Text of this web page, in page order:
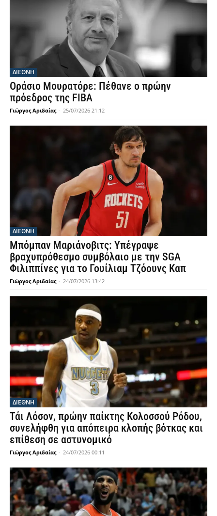
ΔΙΕΘΝΗ
Οράσιο Μουρατόρε: Πέθανε ο πρώην
πρόεδρος της FIBA
Γιώργος Αριδαίας - 25/07/2026 21:12
ΔΙΕΘΝΗ
Μπόμπαν Μαριάνοβιτς: Υπέγραψε
βραχυπρόθεσμο συμβόλαιο με την SGA
Φιλιππίνες για το Γουίλιαμ Τζόουνς Καπ
Γιώργος Αριδαίας - 24/07/2026 13:42
ΔΙΕΘΝΗ
Τάι Λόσον, πρώην παίκτης Κολοσσού Ρόδου,
συνελήφθη για απόπειρα κλοπής βότκας και
επίθεση σε αστυνομικό
Γιώργος Αριδαίας - 24/07/2026 00:11